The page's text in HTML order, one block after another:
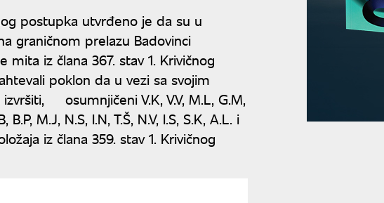
postupka utvrđeno je da su u
graničnom prelazu Badovinci
mita iz člana 367. stav 1. Krivičnog
poklon da u vezi sa svojim
osumnjičeni V.K, V.V, M.L, G.M,
B.P, M.J, N.S, I.N, T.Š, N.V, I.S, S.K, A.L. i
iz člana 359. stav 1. Krivičnog